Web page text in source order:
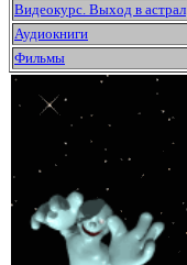
Видеокурс. Выход в астрал
Аудиокниги
Фильмы